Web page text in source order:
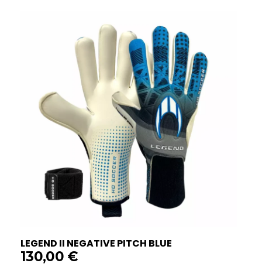
LEGEND II NEGATIVE PITCH BLUE
130,00 €